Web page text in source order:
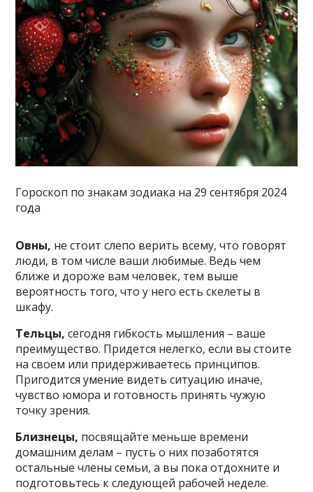
Гороскоп по знакам зодиака на 29 сентября 2024
года
Овны, не стоит слепо верить всему, что говорят
люди, в том числе ваши любимые. Ведь чем
ближе и дороже вам человек, тем выше
вероятность того, что у него есть скелеты в
шкафу.
Тельцы, сегодня гибкость мышления – ваше
преимущество. Придется нелегко, если вы стоите
на своем или придерживаетесь принципов.
Пригодится умение видеть ситуацию иначе,
чувство юмора и готовность принять чужую
точку зрения.
Близнецы, посвящайте меньше времени
домашним делам – пусть о них позаботятся
остальные члены семьи, а вы пока отдохните и
подготовьтесь к следующей рабочей неделе.